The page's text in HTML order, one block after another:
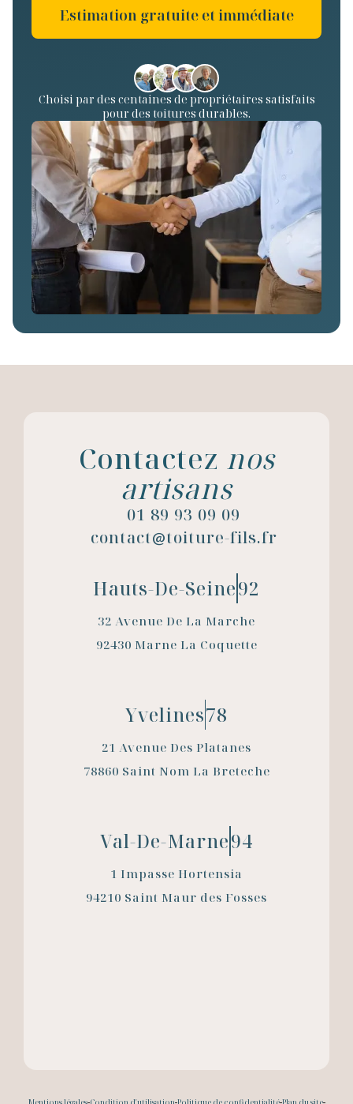
Estimation gratuite et immédiate
Choisi par des centaines de propriétaires satisfaits
pour des toitures durables.
Contactez nos
artisans
01 89 93 09 09
contact@toiture-fils.fr
Hauts-De-Seine92
32 Avenue De La Marche
92430 Marne La Coquette
Yvelines78
21 Avenue Des Platanes
78860 Saint Nom La Breteche
Val-De-Marne94
1 Impasse Hortensia
94210 Saint Maur des Fosses